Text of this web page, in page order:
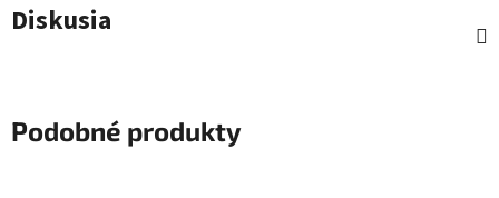
Diskusia
Podobné produkty